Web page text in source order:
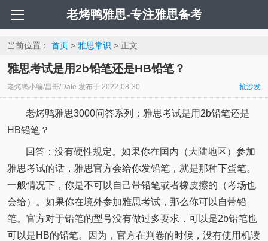
老烤鸭雅思-专注雅思备考
当前位置： 首页> 雅思常识 > 正文
雅思考试是用2b铅笔还是HB铅笔？
老烤鸭小编/昌哥/Dale 发布于 2022-08-30 抢沙发
老烤鸭雅思3000问答系列：雅思考试是用2b铅笔还是
HB铅笔？
回答：没有硬性规定。如果你在国内（大陆地区）参加
雅思考试的话，雅思官方会给你发铅笔，就是那种下蛋笔。
一般情况下，你是不可以自己带铅笔或者橡皮擦的（考场也
会给）。如果你在境外参加雅思考试，那么你可以自带铅
笔。官方对于铅笔的型号没有做过多要求，可以是2b铅笔也
可以是HB的铅笔。因为，官方在判卷的时候，没有使用机读